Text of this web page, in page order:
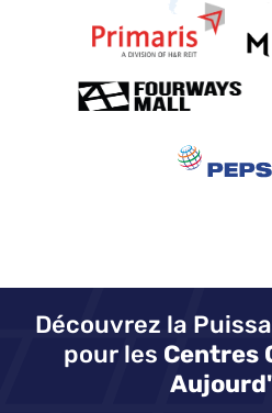
Découvrez la
pour les Centres